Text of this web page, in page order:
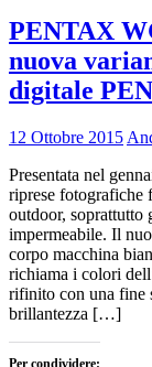
PENTAX
nuova
digitale
12 Ottobre 2015
Presentata nel
riprese fotografiche
outdoor, soprattutto
impermeabile. Il
corpo macchina
richiama i colori
rifinito con una fine
brillantezza […]